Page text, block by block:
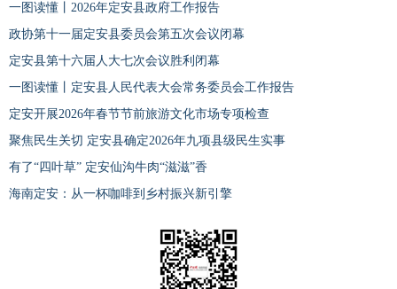
一图读懂丨2026年定安县政府工作报告
政协第十一届定安县委员会第五次会议闭幕
定安县第十六届人大七次会议胜利闭幕
一图读懂丨定安县人民代表大会常务委员会工作报告
定安开展2026年春节节前旅游文化市场专项检查
聚焦民生关切 定安县确定2026年九项县级民生实事
有了“四叶草” 定安仙沟牛肉“滋滋”香
海南定安：从一杯咖啡到乡村振兴新引擎